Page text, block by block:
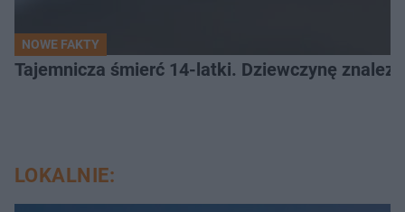
NOWE FAKTY
Tajemnicza śmierć 14-latki. Dziewczynę
LOKALNIE: